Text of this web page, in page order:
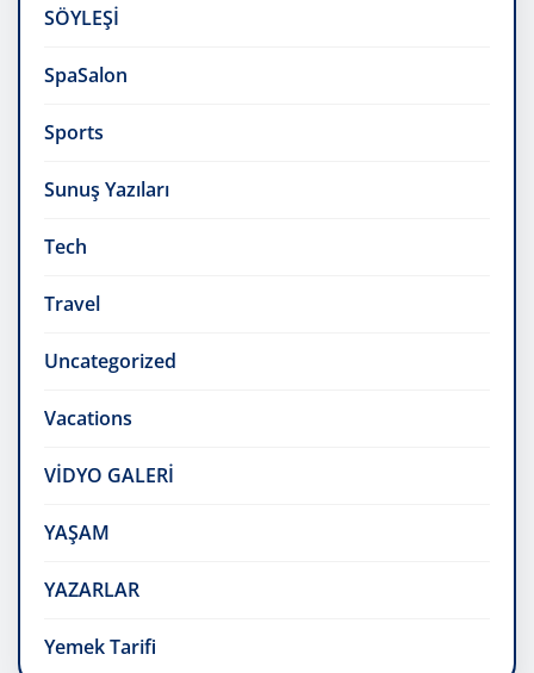
SÖYLEŞİ
SpaSalon
Sports
Sunuş Yazıları
Tech
Travel
Uncategorized
Vacations
VİDYO GALERİ
YAŞAM
YAZARLAR
Yemek Tarifi